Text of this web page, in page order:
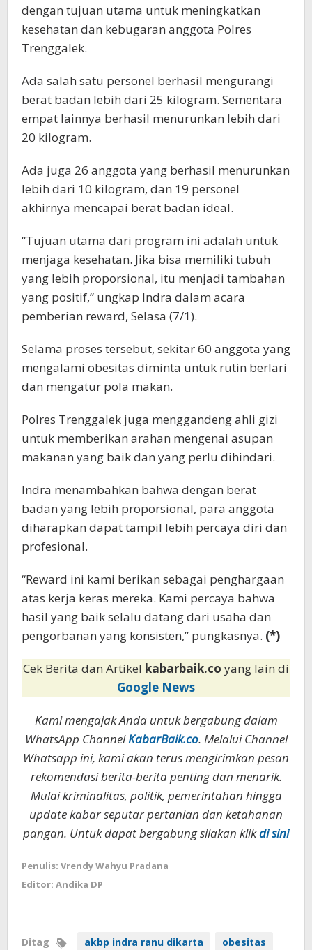
dengan tujuan utama untuk meningkatkan
kesehatan dan kebugaran anggota Polres
Trenggalek.
Ada salah satu personel berhasil mengurangi
berat badan lebih dari 25 kilogram. Sementara
empat lainnya berhasil menurunkan lebih dari
20 kilogram.
Ada juga 26 anggota yang berhasil menurunkan
lebih dari 10 kilogram, dan 19 personel
akhirnya mencapai berat badan ideal.
“Tujuan utama dari program ini adalah untuk
menjaga kesehatan. Jika bisa memiliki tubuh
yang lebih proporsional, itu menjadi tambahan
yang positif,” ungkap Indra dalam acara
pemberian reward, Selasa (7/1).
Selama proses tersebut, sekitar 60 anggota yang
mengalami obesitas diminta untuk rutin berlari
dan mengatur pola makan.
Polres Trenggalek juga menggandeng ahli gizi
untuk memberikan arahan mengenai asupan
makanan yang baik dan yang perlu dihindari.
Indra menambahkan bahwa dengan berat
badan yang lebih proporsional, para anggota
diharapkan dapat tampil lebih percaya diri dan
profesional.
“Reward ini kami berikan sebagai penghargaan
atas kerja keras mereka. Kami percaya bahwa
hasil yang baik selalu datang dari usaha dan
pengorbanan yang konsisten,” pungkasnya. (*)
Cek Berita dan Artikel kabarbaik.co yang lain di
Google News
Kami mengajak Anda untuk bergabung dalam
WhatsApp ChannelKabarBaik.co. Melalui Channel
Whatsapp ini, kami akan terus mengirimkan pesan
rekomendasi berita-berita penting dan menarik.
Mulai kriminalitas, politik, pemerintahan hingga
update kabar seputar pertanian dan ketahanan
pangan. Untuk dapat bergabung silakan klikdi sini
Penulis: Vrendy Wahyu Pradana
Editor: Andika DP
Ditag akbp indra ranu dikarta obesitas